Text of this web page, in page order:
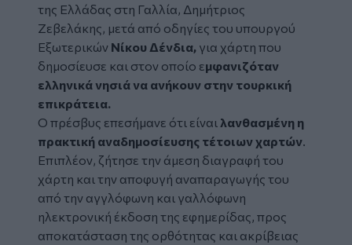
της Ελλάδας στη Γαλλία, Δημήτριος
Ζεβελάκης, μετά από οδηγίες του υπουργού
Εξωτερικών Νίκου Δένδια, για χάρτη που
δημοσίευσε και στον οποίο εμφανιζόταν
ελληνικάνησιάνα ανήκουν στην τουρκική
επικράτεια.
Ο πρέσβυς επεσήμανε ότι είναι λανθασμένη η
πρακτική αναδημοσίευσης τέτοιων χαρτών.
Επιπλέον, ζήτησε την άμεση διαγραφή του
χάρτη και την αποφυγή αναπαραγωγής του
από την αγγλόφωνη και γαλλόφωνη
ηλεκτρονική έκδοση της εφημερίδας, προς
αποκατάσταση της ορθότητας και ακρίβειας